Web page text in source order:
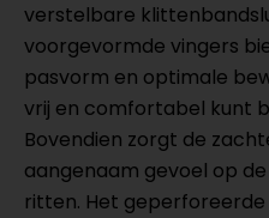
verstelbare
voorgevormde vingers
pasvorm en optimale
vrij en comfortabel kunt
Bovendien zorgt de
aangenaam gevoel op
ritten. Het